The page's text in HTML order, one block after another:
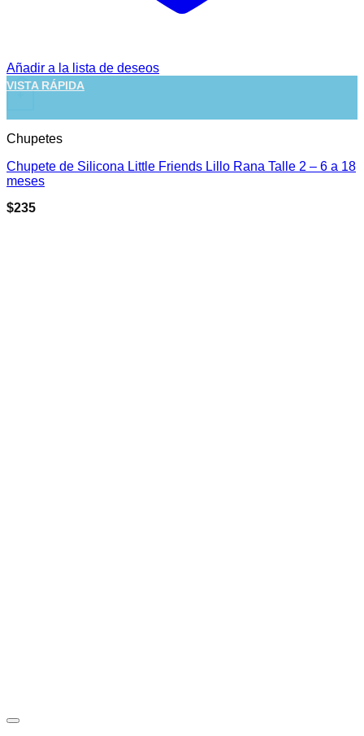
Añadir a la lista de deseos
+
VISTA RÁPIDA
Chupetes
Chupete de Silicona Little Friends Lillo Rana Talle 2 – 6 a 18
meses
$235